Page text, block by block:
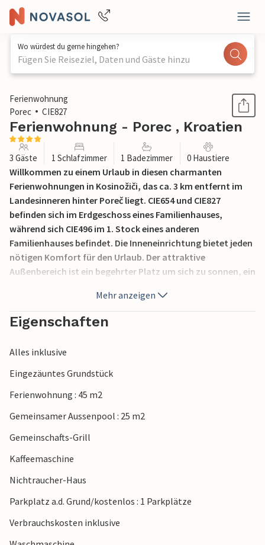
Wo würdest du gerne hingehen?
Fügen Sie Reiseziel, Daten und Gäste hinzu
1 / 26
Ferienwohnung
Porec
CIE827
Ferienwohnung - Porec , Kroatien
3 Gäste 1 Schlafzimmer 1 Badezimmer 0 Haustiere
Willkommen zu einem Urlaub in diesen charmanten
Ferienwohnungen in Kosinožiči, das ca. 3 km entfernt im
Landesinneren hinter Poreč liegt. CIE654 und CIE827
befinden sich im Erdgeschoss eines Familienhauses,
während sich CIE496 im 1. Stock eines anderen
Familienhauses befindet. Die Inneneinrichtung bietet jeden
nötigen Komfort für den Urlaub. Der attraktive
Außenbereich ist ein begehrter Platz um sich zu sonnen, ein
bei einem herzhaften Grillessen auf der Terrasse den Abend
ausklingen zu lassen. Zur gemeinsamen Nutzung stehen
Billard und Tischfußball. Das beliebte Poreč ist in 5
Unterhaltungsmöglichkeiten sowie gute Restaurants.
Mehr anzeigen
Eigenschaften
Alles inklusive
Eingezäuntes Grundstück
Ferienwohnung : 45 m2
Gemeinsamer Aussenpool : 25 m2
Gemeinschafts-Grill
Kaffeemaschine
Nichtraucher-Haus
Parkplatz a.d. Grund/kostenlos : 1 Parkplätze
Verbrauchskosten inklusive